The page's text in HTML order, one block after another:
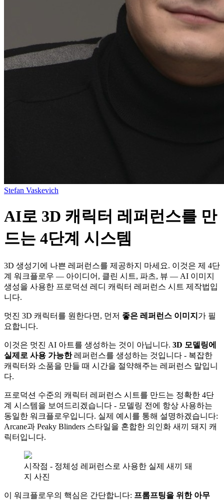
Stefan Vaskevich
AI로 3D 캐릭터 레퍼런스를 만
드는 4단계 시스템
3D 생성기에 나쁜 레퍼런스를 제공하지 마세요. 이것은 제 4단
계 워크플로우 — 아이디어, 클린 시트, 파츠, 뷰 — AI 이미지
생성을 사용한 프로덕션 레디 캐릭터 레퍼런스 시트 제작법입
니다.
멋진 3D 캐릭터를 원한다면, 먼저 좋은 레퍼런스 이미지 가 필
요합니다.
이것은 멋진 AI 아트를 생성하는 것이 아닙니다. 3D 모델링에
실제로 사용 가능한레퍼런스를 생성하는 것입니다 - 복잡한
캐릭터와 소품을 만들 때 시간을 절약해주는 레퍼런스 말입니
다.
프로덕션 수준의 캐릭터 레퍼런스 시트를 만드는 정확한 4단
계 시스템을 보여드리겠습니다 - 모델링 전에 항상 사용하는
동일한 워크플로우입니다. 실제 예시를 통해 설명하겠습니다:
Arcane과 Peaky Blinders 스타일을 혼합한 의인화 새끼 돼지 캐
릭터입니다.
시작점 - 정체성 레퍼런스로 사용한 실제 새끼 돼
지 사진
이 워크플로우의 핵심은 간단합니다: 프롬프팅을 위한 아무